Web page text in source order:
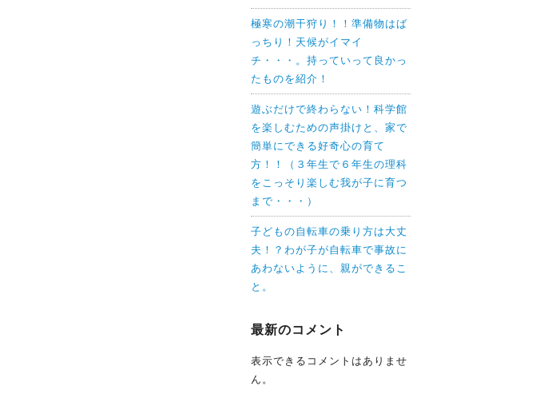
極寒の潮干狩り！！準備物はば
っちり！天候がイマイ
チ・・・。持っていって良かっ
たものを紹介！
遊ぶだけで終わらない！科学館
を楽しむための声掛けと、家で
簡単にできる好奇心の育て
方！！（３年生で６年生の理科
をこっそり楽しむ我が子に育つ
まで・・・）
子どもの自転車の乗り方は大丈
夫！？わが子が自転車で事故に
あわないように、親ができるこ
と。
最新のコメント
表示できるコメントはありませ
ん。